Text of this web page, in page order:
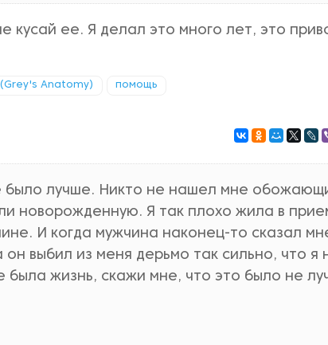
кусай ее. Я делал это много лет, это
Anatomy) помощь
лучше. Никто не нашел мне
новорожденную. Я так плохо жила в
И когда мужчина наконец-то сказал
выбил из меня дерьмо так сильно, что я
была жизнь, скажи мне, что это было не